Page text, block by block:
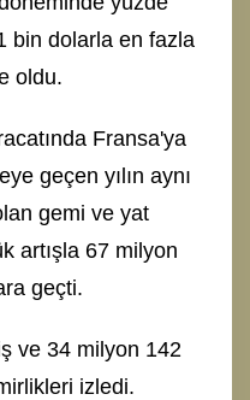
bin dolarla en fazla
oldu.
Fransa'ya
geçen yılın aynı
gemi ve yat
artışla 67 milyon
geçti.
ve 34 milyon 142
izledi.